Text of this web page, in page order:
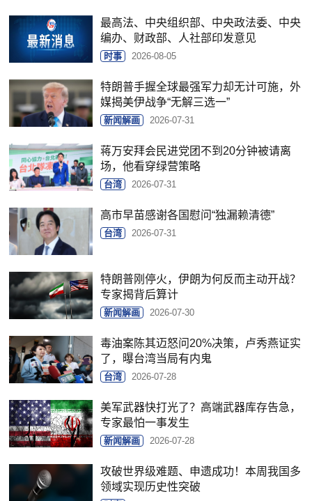
最高法、中央组织部、中央政法委、中央
编办、财政部、人社部印发意见
时事 2026-08-05
特朗普手握全球最强军力却无计可施，外
媒揭美伊战争“无解三选一”
新闻解画 2026-07-31
蒋万安拜会民进党团不到20分钟被请离
场，他看穿绿营策略
台湾 2026-07-31
高市早苗感谢各国慰问“独漏赖清德”
台湾 2026-07-31
特朗普刚停火，伊朗为何反而主动开战？
专家揭背后算计
新闻解画 2026-07-30
毒油案陈其迈怒问20%决策，卢秀燕证实
了，曝台湾当局有内鬼
台湾 2026-07-28
美军武器快打光了？高端武器库存告急，
专家最怕一事发生
新闻解画 2026-07-28
攻破世界级难题、申遗成功！本周我国多
领域实现历史性突破